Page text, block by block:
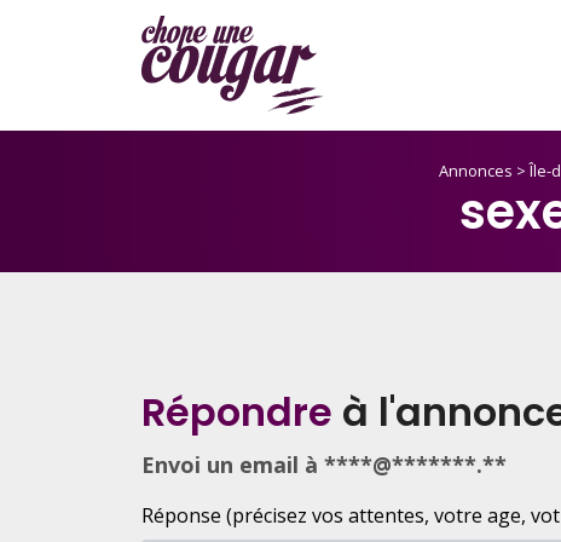
Annonces >Île-
Répondre à
Envoi un email à ****@*******.**
Réponse (précisez vos attentes, votre age,